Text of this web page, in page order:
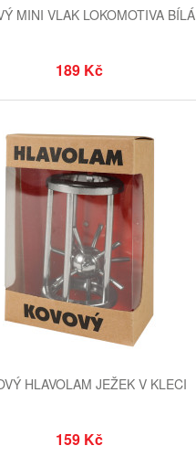
MINI VLAK LOKOMOTIVA BÍLÁ
189 Kč
HLAVOLAM JEŽEK V KLECI
159 Kč